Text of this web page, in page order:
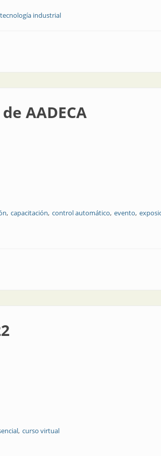
tecnología industrial
AADECA
capacitación control automático evento
curso virtual